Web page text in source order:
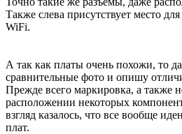
Также слева присутствует место
WiFi.
А так как платы очень похожи, то
сравнительные фото и опишу
Прежде всего маркировка, а также
расположении некоторых
взгляд казалось, что все вообще
плат.